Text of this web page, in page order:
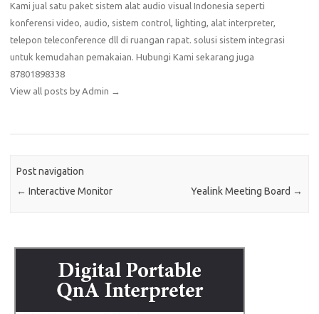
Kami jual satu paket sistem alat audio visual Indonesia seperti
konferensi video, audio, sistem control, lighting, alat interpreter,
telepon teleconference dll di ruangan rapat. solusi sistem integrasi
untuk kemudahan pemakaian. Hubungi Kami sekarang juga
87801898338
View all posts by Admin →
Post navigation
← Interactive Monitor Yealink Meeting Board →